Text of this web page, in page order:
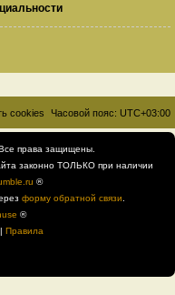
Часовой пояс: UTC+03:00
cookies
права защищены.
законно ТОЛЬКО при наличии
®
форму обратной связи
®
Правила